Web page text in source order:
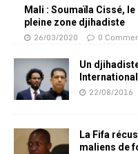
Mali : Soumaïla Cissé,
pleine zone djihadiste
26/03/2020 0
Un
22/08/2016
La Fifa
maliens de